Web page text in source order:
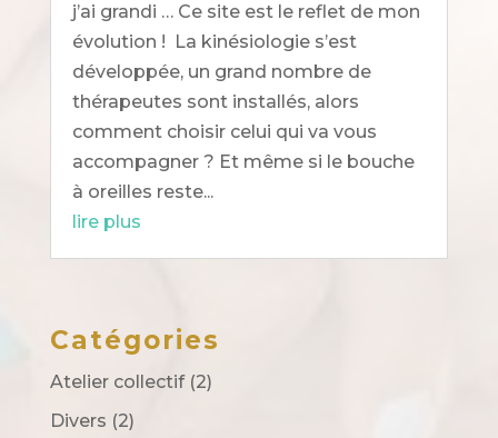
j’ai grandi … Ce site est le reflet de mon
évolution ! La kinésiologie s’est
développée, un grand nombre de
thérapeutes sont installés, alors
comment choisir celui qui va vous
accompagner ? Et même si le bouche
à oreilles reste...
lire plus
Catégories
Atelier collectif(2)
Divers (2)